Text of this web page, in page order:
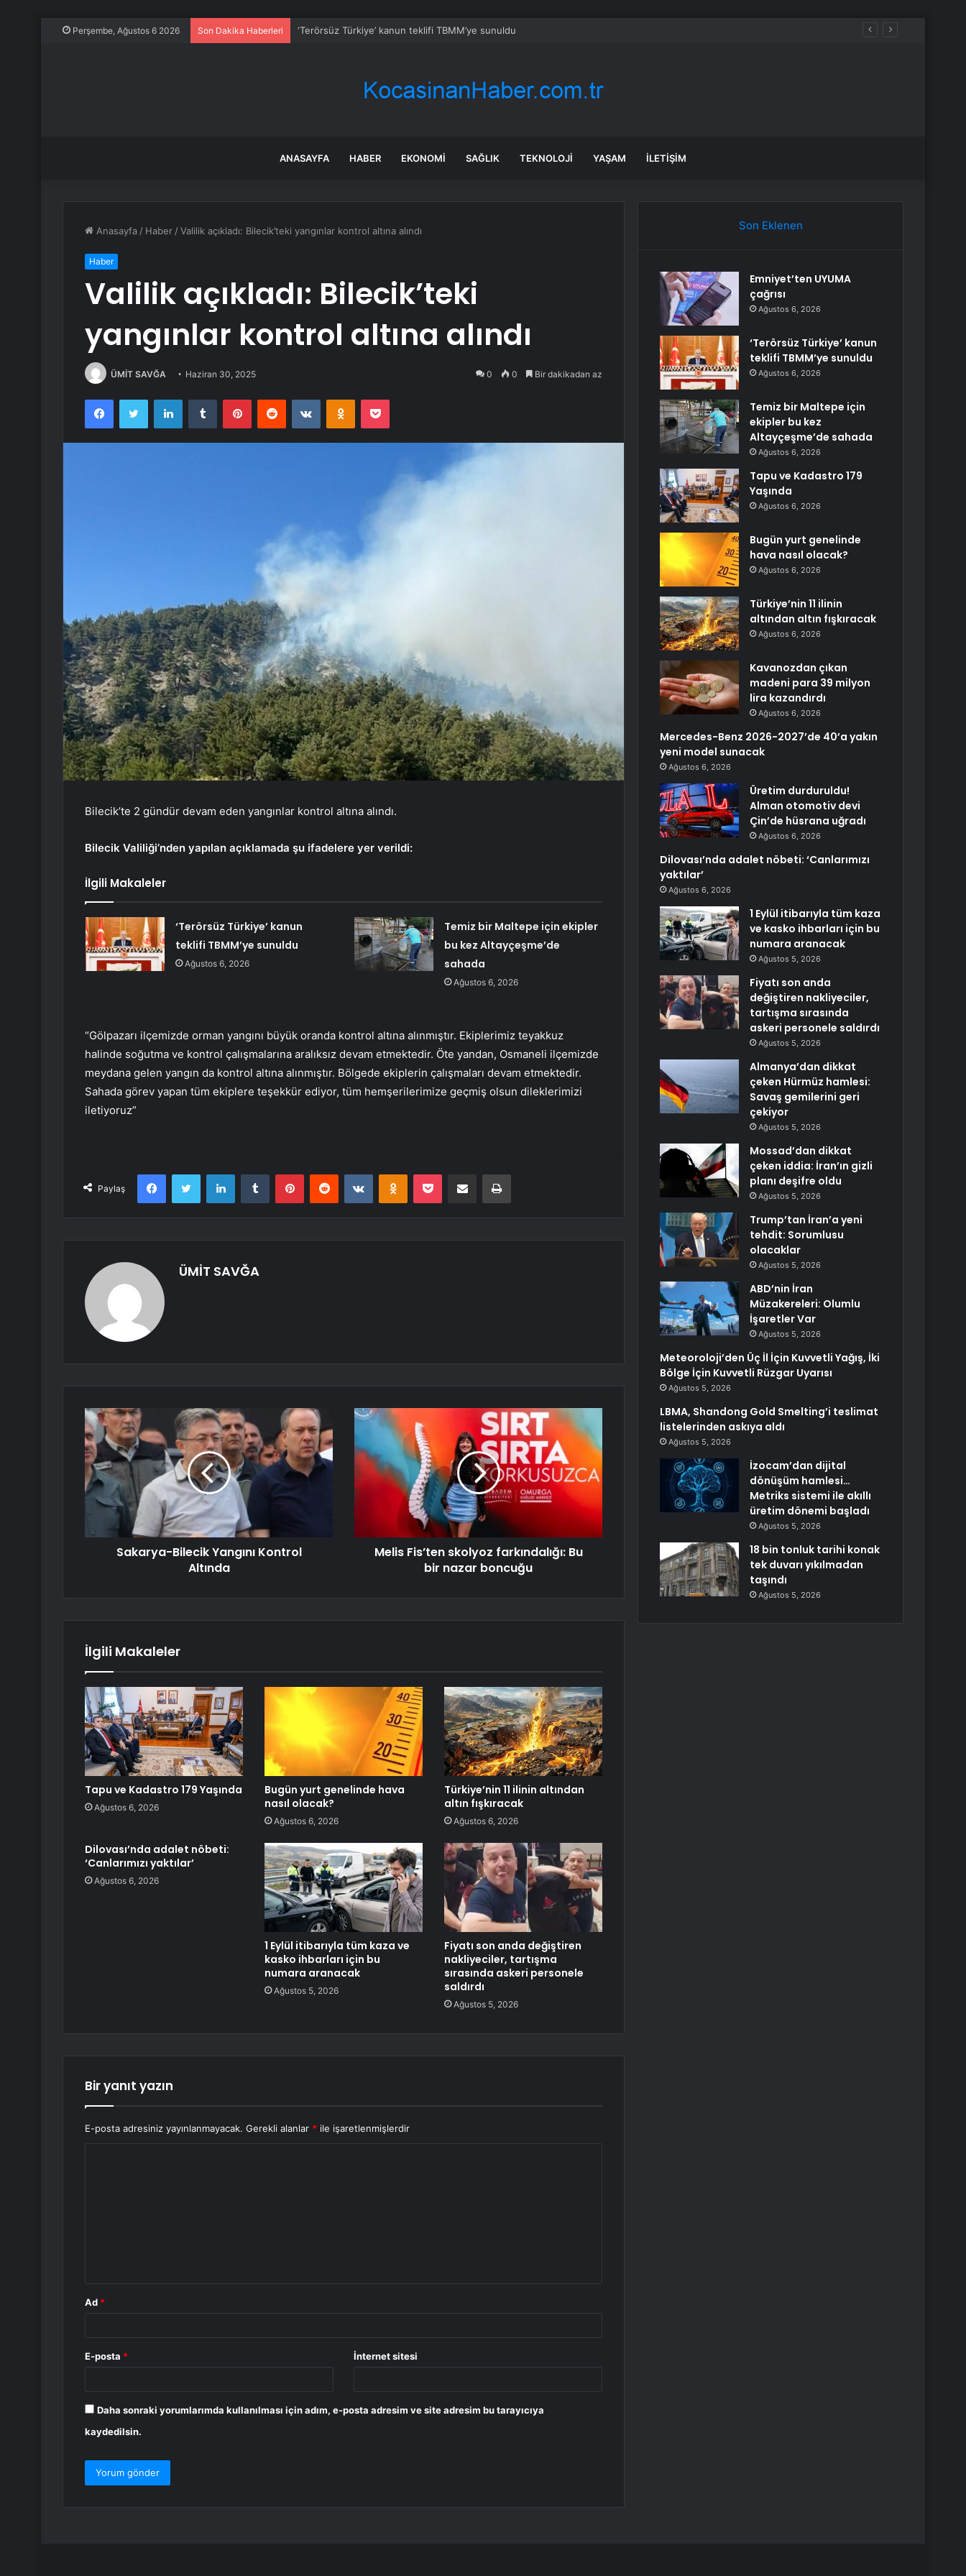
Perşembe, Ağustos 6 2026 Son Dakika Haberleri ‘Terörsüz Türkiye’ kanun teklifi TBMM’ye sunuldu
ANASAYFA HABER EKONOMI SAĞLIK TEKNOLOJI YAŞAM İLETIŞIM
Anasayfa / Haber /Valilik açıkladı: Bilecik’teki yangınlar kontrol altına alındı
Haber
Valilik açıkladı: Bilecik’teki
yangınlar kontrol altına alındı
ÜMİT SAVĞA Haziran 30, 2025 0 0 Bir dakikadan az
FacebookTwitter LinkedInTumblr PinterestReddit VKontakteOdnoklassniki
Pocket
Bilecik’te 2 gündür devam eden yangınlar kontrol altına alındı.
Bilecik Valiliği’nden yapılan açıklamada şu ifadelere yer verildi:
İlgili Makaleler
‘Terörsüz Türkiye’ kanun
teklifi TBMM’ye sunuldu
Ağustos 6, 2026
Temiz bir Maltepe için ekipler
bu kez Altayçeşme’de
sahada
Ağustos 6, 2026
“Gölpazarı ilçemizde orman yangını büyük oranda kontrol altına alınmıştır. Ekiplerimiz teyakkuz
halinde soğutma ve kontrol çalışmalarına aralıksız devam etmektedir. Öte yandan, Osmaneli ilçemizde
meydana gelen yangın da kontrol altına alınmıştır. Bölgede ekiplerin çalışmaları devam etmektedir.
Sahada görev yapan tüm ekiplere teşekkür ediyor, tüm hemşerilerimize geçmiş olsun dileklerimizi
iletiyoruz”
Paylaş
FacebookTwitter LinkedInTumblr PinterestReddit VKontakteOdnoklassniki
Pocket E-Posta ile paylaş Yazdır
ÜMİT SAVĞA
Sakarya-Bilecik Yangını Kontrol
Altında
Melis Fis’ten skolyoz farkındalığı: Bu
bir nazar boncuğu
İlgili Makaleler
Tapu ve Kadastro 179 Yaşında
Ağustos 6, 2026
Bugün yurt genelinde hava
nasıl olacak?
Ağustos 6, 2026
Türkiye’nin 11 ilinin altından
altın fışkıracak
Ağustos 6, 2026
Dilovası’nda adalet nöbeti:
‘Canlarımızı yaktılar’
Ağustos 6, 2026
1 Eylül itibarıyla tüm kaza ve
kasko ihbarları için bu
numara aranacak
Ağustos 5, 2026
Fiyatı son anda değiştiren
nakliyeciler, tartışma
sırasında askeri personele
saldırdı
Ağustos 5, 2026
Bir yanıt yazın
E-posta adresiniz yayınlanmayacak. Gerekli alanlar * ile işaretlenmişlerdir
Ad *
E-posta * İnternet sitesi
Daha sonraki yorumlarımda kullanılması için adım, e-posta adresim ve site adresim bu tarayıcıya
kaydedilsin.
Son Eklenen
Emniyet’ten UYUMA
çağrısı
Ağustos 6, 2026
‘Terörsüz Türkiye’ kanun
teklifi TBMM’ye sunuldu
Ağustos 6, 2026
Temiz bir Maltepe için
ekipler bu kez
Altayçeşme’de sahada
Ağustos 6, 2026
Tapu ve Kadastro 179
Yaşında
Ağustos 6, 2026
Bugün yurt genelinde
hava nasıl olacak?
Ağustos 6, 2026
Türkiye’nin 11 ilinin
altından altın fışkıracak
Ağustos 6, 2026
Kavanozdan çıkan
madeni para 39 milyon
lira kazandırdı
Ağustos 6, 2026
Mercedes-Benz 2026-2027’de 40’a yakın
yeni model sunacak
Ağustos 6, 2026
Üretim durduruldu!
Alman otomotiv devi
Çin’de hüsrana uğradı
Ağustos 6, 2026
Dilovası’nda adalet nöbeti: ‘Canlarımızı
yaktılar’
Ağustos 6, 2026
1 Eylül itibarıyla tüm kaza
ve kasko ihbarları için bu
numara aranacak
Ağustos 5, 2026
Fiyatı son anda
değiştiren nakliyeciler,
tartışma sırasında
askeri personele saldırdı
Ağustos 5, 2026
Almanya’dan dikkat
çeken Hürmüz hamlesi:
Savaş gemilerini geri
çekiyor
Ağustos 5, 2026
Mossad’dan dikkat
çeken iddia: İran’ın gizli
planı deşifre oldu
Ağustos 5, 2026
Trump’tan İran’a yeni
tehdit: Sorumlusu
olacaklar
Ağustos 5, 2026
ABD’nin İran
Müzakereleri: Olumlu
İşaretler Var
Ağustos 5, 2026
Meteoroloji’den Üç İl İçin Kuvvetli Yağış, İki
Bölge İçin Kuvvetli Rüzgar Uyarısı
Ağustos 5, 2026
LBMA, Shandong Gold Smelting’i teslimat
listelerinden askıya aldı
Ağustos 5, 2026
İzocam’dan dijital
dönüşüm hamlesi…
Metriks sistemi ile akıllı
üretim dönemi başladı
Ağustos 5, 2026
18 bin tonluk tarihi konak
tek duvarı yıkılmadan
taşındı
Ağustos 5, 2026